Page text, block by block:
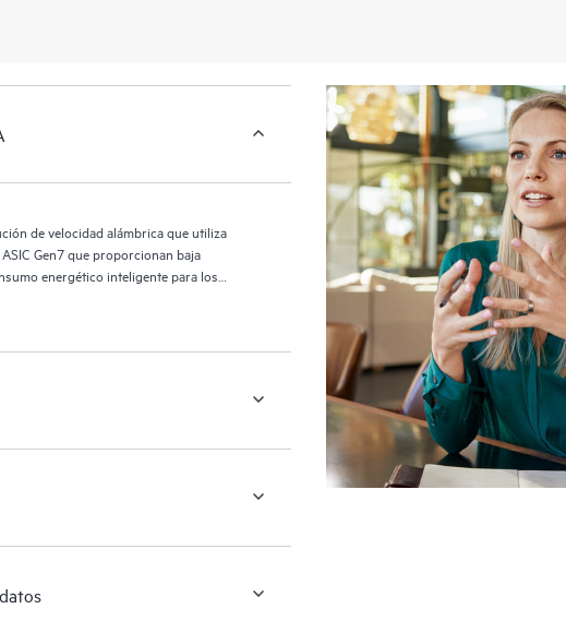
de velocidad alámbrica que utiliza
Gen7 que proporcionan baja
energético inteligente para los